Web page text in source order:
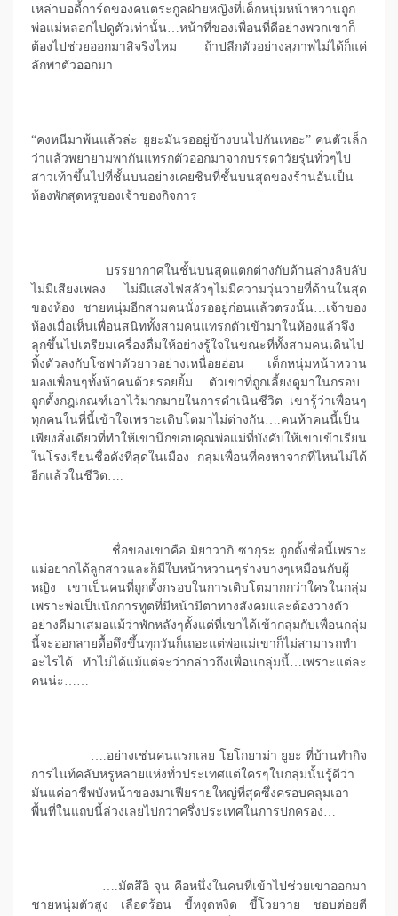
เหล่าบอดี้การ์ดของคนตระกูลฝ่ายหญิงที่เด็กหนุ่มหน้าหวานถูก
พ่อแม่หลอกไปดูตัวเท่านั้น…หน้าที่ของเพื่อนที่ดีอย่างพวกเขาก็
ต้องไปช่วยออกมาสิจริงไหม ถ้าปลีกตัวอย่างสุภาพไม่ได้ก็แค่
ลักพาตัวออกมา
“คงหนีมาพ้นแล้วล่ะ ยูยะมันรออยู่ข้างบนไปกันเหอะ” คนตัวเล็ก
ว่าแล้วพยายามพากันแทรกตัวออกมาจากบรรดาวัยรุ่นทั่วๆไป
สาวเท้าขึ้นไปที่ชั้นบนอย่างเคยชินที่ชั้นบนสุดของร้านอันเป็น
ห้องพักสุดหรูของเจ้าของกิจการ
บรรยากาศในชั้นบนสุดแตกต่างกับด้านล่างลิบลับ
ไม่มีเสียงเพลง ไม่มีแสงไฟสลัวๆไม่มีความวุ่นวายที่ด้านในสุด
ของห้อง ชายหนุ่มอีกสามคนนั่งรออยู่ก่อนแล้วตรงนั้น…เจ้าของ
ห้องเมื่อเห็นเพื่อนสนิททั้งสามคนแทรกตัวเข้ามาในห้องแล้วจึง
ลุกขึ้นไปเตรียมเครื่องดื่มให้อย่างรู้ใจในขณะที่ทั้งสามคนเดินไป
ทิ้งตัวลงกับโซฟาตัวยาวอย่างเหนื่อยอ่อน เด็กหนุ่มหน้าหวาน
มองเพื่อนๆทั้งห้าคนด้วยรอยยิ้ม….ตัวเขาที่ถูกเลี้ยงดูมาในกรอบ
ถูกตั้งกฎเกณฑ์เอาไว้มากมายในการดำเนินชีวิต เขารู้ว่าเพื่อนๆ
ทุกคนในที่นี้เข้าใจเพราะเติบโตมาไม่ต่างกัน….คนห้าคนนี้เป็น
เพียงสิ่งเดียวที่ทำให้เขานึกขอบคุณพ่อแม่ที่บังคับให้เขาเข้าเรียน
ในโรงเรียนชื่อดังที่สุดในเมือง กลุ่มเพื่อนที่คงหาจากที่ไหนไม่ได้
อีกแล้วในชีวิต….
…ชื่อของเขาคือ มิยาวากิ ซากุระ ถูกตั้งชื่อนี้เพราะ
แม่อยากได้ลูกสาวและก็มีใบหน้าหวานๆร่างบางๆเหมือนกับผู้
หญิง เขาเป็นคนที่ถูกตั้งกรอบในการเติบโตมากกว่าใครในกลุ่ม
เพราะพ่อเป็นนักการทูตที่มีหน้ามีตาทางสังคมและต้องวางตัว
อย่างดีมาเสมอแม้ว่าพักหลังๆตั้งแต่ที่เขาได้เข้ากลุ่มกับเพื่อนกลุ่ม
นี้จะออกลายดื้อดึงขึ้นทุกวันก็เถอะแต่พ่อแม่เขาก็ไม่สามารถทำ
อะไรได้ ทำไม่ได้แม้แต่จะว่ากล่าวถึงเพื่อนกลุ่มนี้…เพราะแต่ละ
คนน่ะ……
….อย่างเช่นคนแรกเลย โยโกยาม่า ยูยะ ที่บ้านทำกิจ
การไนท์คลับหรูหลายแห่งทั่วประเทศแต่ใครๆในกลุ่มนั้นรู้ดีว่า
มันแค่อาชีพบังหน้าของมาเฟียรายใหญ่ที่สุดซึ่งครอบคลุมเอา
พื้นที่ในแถบนี้ล่วงเลยไปกว่าครึ่งประเทศในการปกครอง…
….มัตสึอิ จุน คือหนึ่งในคนที่เข้าไปช่วยเขาออกมา
ชายหนุ่มตัวสูง เลือดร้อน ขี้หงุดหงิด ขี้โวยวาย ชอบต่อยตี